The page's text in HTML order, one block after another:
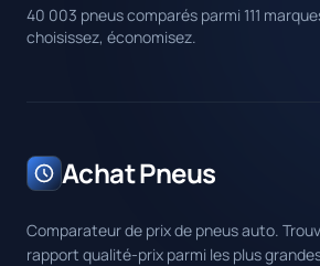
40 003 pneus comparés parmi 111
choisissez, économisez.
Achat Pneus
Comparateur de prix de pneus auto.
rapport qualité-prix parmi les plus